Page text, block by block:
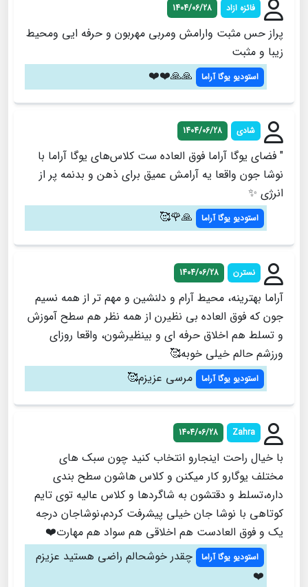
فائزه ازاد 1404/06/28
پراز حس مثبت وارامش ومربی مهربون و حرفه ایی ومحیط
زیبا و مثبت
استودیو یوگا آراما 🙏🙏❤️❤️
شادی 1404/06/28
" فضای یوگا آراما فوق العاده ست کلاس‌های یوگا آراما با
نوشا جون واقعا یه آرامش عمیق برای ذهن و بدنمه پر از
انرژی ✨
استودیو یوگا آراما 🙏🌹🥰
نسترن 1404/06/28
آراما بهترینه، محیط آرام و دلنشین و مهم تر از همه نسیم
جون که فوق العاده بی نظیرن از همه نظر هم سطح آموزش
و تسلط هم اخلاق حرفه ای و بینظیرشون، واقعا روزای
ورزشم حالم خیلی خوبه🥰
استودیو یوگا آراما مرسی عزیزم🥰
Zahra
1404/06/28
با خیال راحت اینجارو انتخاب کنید چون سبک های
مختلف یوگارو کار میکنن و کلاس هاشون سطح بندی
داره،تسلط و دقتشون به شاگردها و کلاس عالیه توی تایم
کوتاهی با نوشا جان خیلی پیشرفت کردم،نوشاجان درجه
یک و فوق العادست هم اخلاقی هم سواد هم مهارت❤️
استودیو یوگا آراما
چقدر خوشحالم راضی هستید عزیزم
❤️